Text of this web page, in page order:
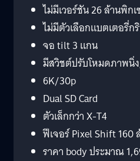
ไม่มีเวอร์ชัน 26 ล้านพิก
ไม่มีตัวเลือกแบตเตอรี่ก
จอ tilt 3 แกน
มีสวิชต์ปรับโหมดภาพนิ่
6K/30p
Dual SD Card
ตัวเล็กกว่า X-T4
ฟีเจอร์ Pixel Shift 160
ราคา body ประมาณ